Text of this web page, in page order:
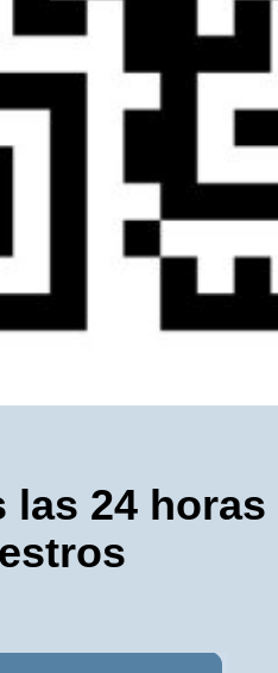
las 24 horas